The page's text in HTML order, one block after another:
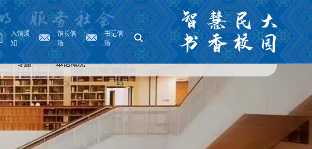
入馆须
知
馆长信
箱
书记信
箱
专题 本馆概况